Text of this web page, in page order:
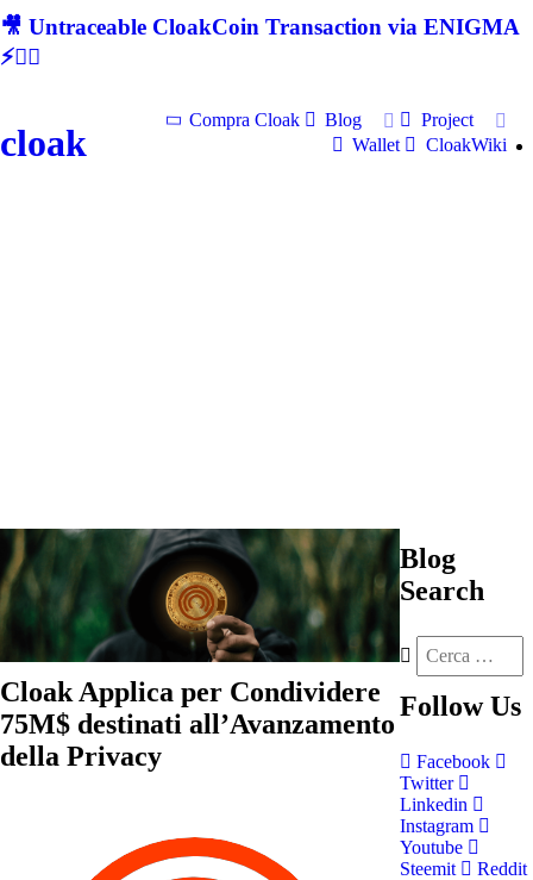
🎥 Untraceable CloakCoin Transaction via ENIGMA
⚡🕵‍♂
cloak
Compra Cloak Blog
Project
Wallet
CloakWiki
Cloak Applica per Condividere
75M$ destinati all’Avanzamento
della Privacy
Blog
Search
Follow Us
Facebook
Twitter
Linkedin
Instagram
Youtube
Steemit
Reddit